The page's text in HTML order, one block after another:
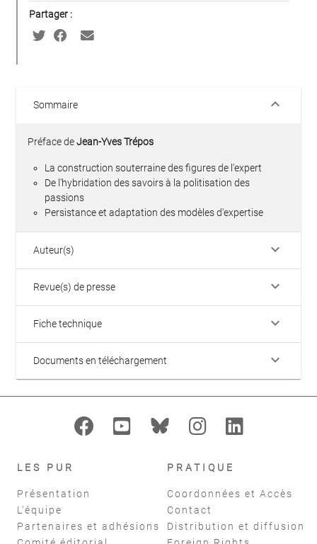
Partager :
Sommaire keyboard_arrow_down
Préface deJean-Yves Trépos
La construction souterraine des figures de l'expert
De l'hybridation des savoirs à la politisation des
passions
Persistance et adaptation des modèles d'expertise
Auteur(s) keyboard_arrow_down
Revue(s) de presse keyboard_arrow_down
Fiche technique keyboard_arrow_down
Documents en téléchargement keyboard_arrow_down
LES PUR
Présentation
L'équipe
Partenaires et adhésions
PRATIQUE
Coordonnées et Accès
Contact
Distribution et diffusion